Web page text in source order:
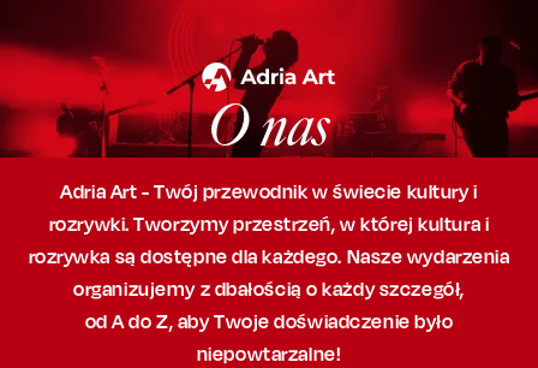
O nas
Adria Art - Twój przewodnik w świecie kultury i
rozrywki. Tworzymy przestrzeń,w której kultura i
rozrywka są dostępne dla każdego. Nasze wydarzenia
organizujemy z dbałością o każdy szczegół,
od A do Z, abyTwoje doświadczenie było
niepowtarzalne!